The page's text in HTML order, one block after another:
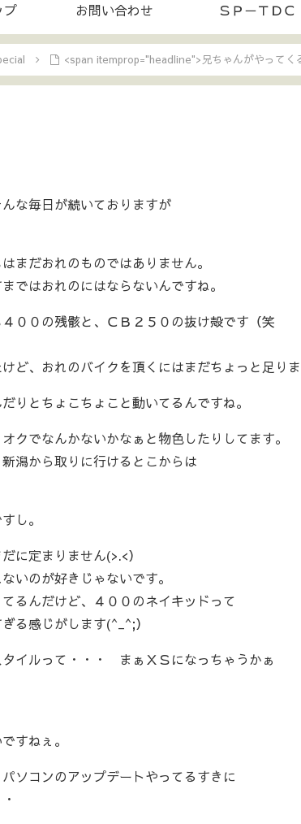
プ お問い合わせ ＳＰ－ＴＤＣ
<span itemprop="headline">兄ちゃんがやって
な毎日が続いておりますが
まだおれのものではありません。
ではおれのにはならないんですね。
００の残骸と、ＣＢ２５０の抜け殻です（笑
ど、おれのバイクを頂くにはまだちょっと足りま
りとちょこちょこと動いてるんですね。
クでなんかないかなぁと物色したりしてます。
潟から取りに行けるとこからは
し。
に定まりません(>.<）
いのが好きじゃないです。
るんだけど、４００のネイキッドって
る感じがします(^_^;）
イルって・・・ まぁＸＳになっちゃうかぁ
すねぇ。
ソコンのアップデートやってるすきに